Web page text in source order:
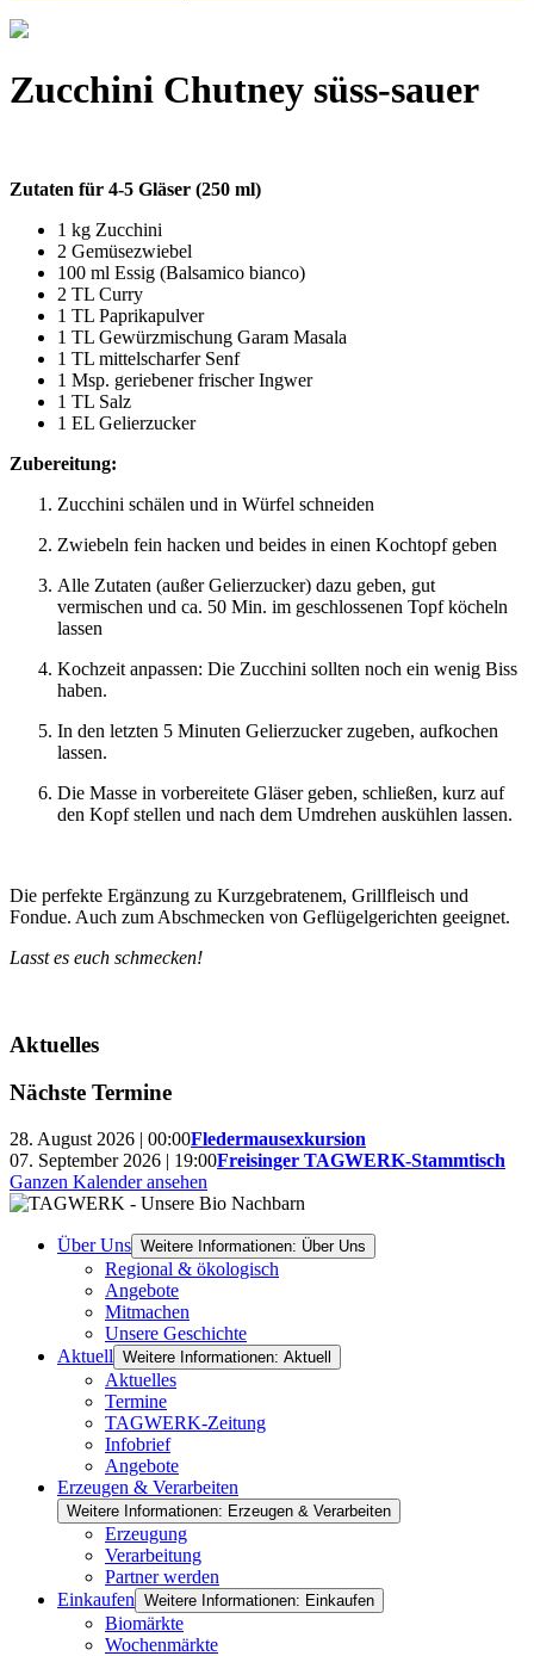
Zucchini Chutney süss-sauer
Zutaten für 4-5 Gläser (250 ml)
1 kg Zucchini
2 Gemüsezwiebel
100 ml Essig (Balsamico bianco)
2 TL Curry
1 TL Paprikapulver
1 TL Gewürzmischung Garam Masala
1 TL mittelscharfer Senf
1 Msp. geriebener frischer Ingwer
1 TL Salz
1 EL Gelierzucker
Zubereitung:
Zucchini schälen und in Würfel schneiden
Zwiebeln fein hacken und beides in einen Kochtopf geben
Alle Zutaten (außer Gelierzucker) dazu geben, gut
vermischen und ca. 50 Min. im geschlossenen Topf köcheln
lassen
Kochzeit anpassen: Die Zucchini sollten noch ein wenig Biss
haben.
In den letzten 5 Minuten Gelierzucker zugeben, aufkochen
lassen.
Die Masse in vorbereitete Gläser geben, schließen, kurz auf
den Kopf stellen und nach dem Umdrehen auskühlen lassen.
Die perfekte Ergänzung zu Kurzgebratenem, Grillfleisch und
Fondue. Auch zum Abschmecken von Geflügelgerichten geeignet.
Lasst es euch schmecken!
Aktuelles
Nächste Termine
28. August 2026 | 00:00Fledermausexkursion
07. September 2026 | 19:00Freisinger TAGWERK-Stammtisch
Ganzen Kalender ansehen
Über Uns Weitere Informationen: Über Uns
Regional & ökologisch
Angebote
Mitmachen
Unsere Geschichte
Aktuell Weitere Informationen: Aktuell
Aktuelles
Termine
TAGWERK-Zeitung
Infobrief
Angebote
Erzeugen & Verarbeiten
Weitere Informationen: Erzeugen & Verarbeiten
Erzeugung
Verarbeitung
Partner werden
Einkaufen Weitere Informationen: Einkaufen
Biomärkte
Wochenmärkte